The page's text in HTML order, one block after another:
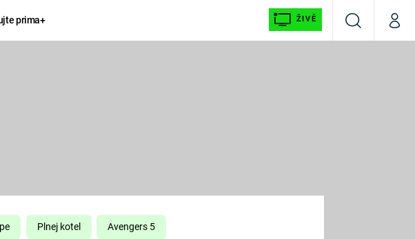
prima+ ŽIVĚ
VyhledáváníMůj
KOMEDIE
CHUCK
Plnej kotel Avengers 5